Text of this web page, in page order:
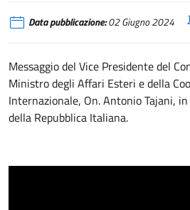
Data pubblicazione:02 Giugno 2024
Messaggio del Vice Presidente del
Ministro degli Affari Esteri e della
Internazionale, On. Antonio Tajani,
della Repubblica Italiana.